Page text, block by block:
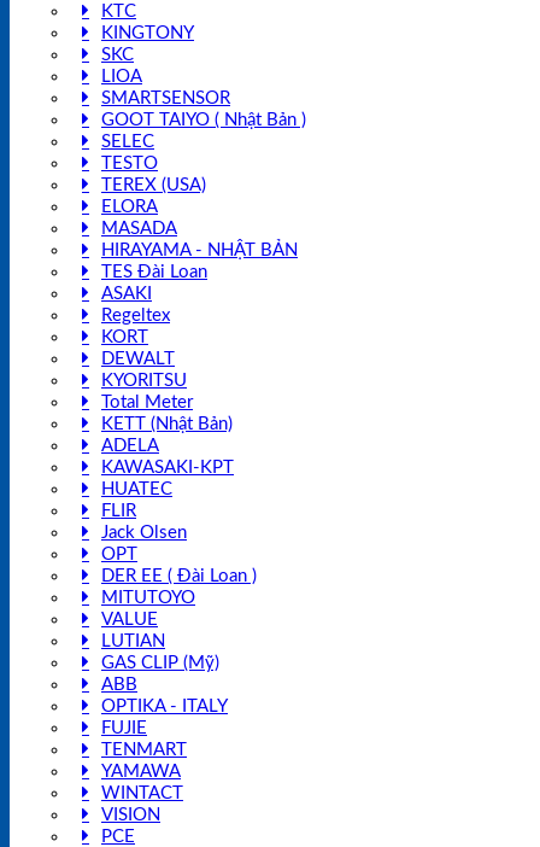
KTC
KINGTONY
SKC
LIOA
SMARTSENSOR
GOOT TAIYO ( Nhật Bản )
SELEC
TESTO
TEREX (USA)
ELORA
MASADA
HIRAYAMA - NHẬT BẢN
TES Đài Loan
ASAKI
Regeltex
KORT
DEWALT
KYORITSU
Total Meter
KETT (Nhật Bản)
ADELA
KAWASAKI-KPT
HUATEC
FLIR
Jack Olsen
OPT
DER EE ( Đài Loan )
MITUTOYO
VALUE
LUTIAN
GAS CLIP (Mỹ)
ABB
OPTIKA - ITALY
FUJIE
TENMART
YAMAWA
WINTACT
VISION
PCE